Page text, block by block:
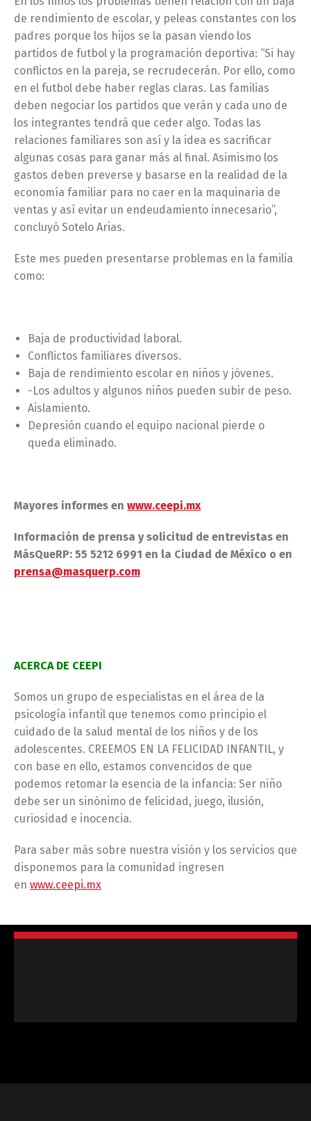
de rendimiento de escolar, y peleas constantes con los
padres porque los hijos se la pasan viendo los
partidos de futbol y la programación deportiva: “Si hay
conflictos en la pareja, se recrudecerán. Por ello, como
en el futbol debe haber reglas claras. Las familias
deben negociar los partidos que verán y cada uno de
los integrantes tendrá que ceder algo. Todas las
relaciones familiares son así y la idea es sacrificar
algunas cosas para ganar más al final. Asimismo los
gastos deben preverse y basarse en la realidad de la
economía familiar para no caer en la maquinaria de
ventas y así evitar un endeudamiento innecesario”,
concluyó Sotelo Arias.
Este mes pueden presentarse problemas en la familia
como:
Baja de productividad laboral.
Conflictos familiares diversos.
Baja de rendimiento escolar en niños y jóvenes.
-Los adultos y algunos niños pueden subir de peso.
Aislamiento.
Depresión cuando el equipo nacional pierde o
queda eliminado.
Mayores informes en www.ceepi.mx
Información de prensa y solicitud de entrevistas en
MásQueRP: 55 5212 6991 en la Ciudad de México o en
prensa@masquerp.com
ACERCA DE CEEPI
Somos un grupo de especialistas en el área de la
psicología infantil que tenemos como principio el
cuidado de la salud mental de los niños y de los
adolescentes. CREEMOS EN LA FELICIDAD INFANTIL, y
con base en ello, estamos convencidos de que
podemos retomar la esencia de la infancia: Ser niño
debe ser un sinónimo de felicidad, juego, ilusión,
curiosidad e inocencia.
Para saber más sobre nuestra visión y los servicios que
disponemos para la comunidad ingresen
en www.ceepi.mx